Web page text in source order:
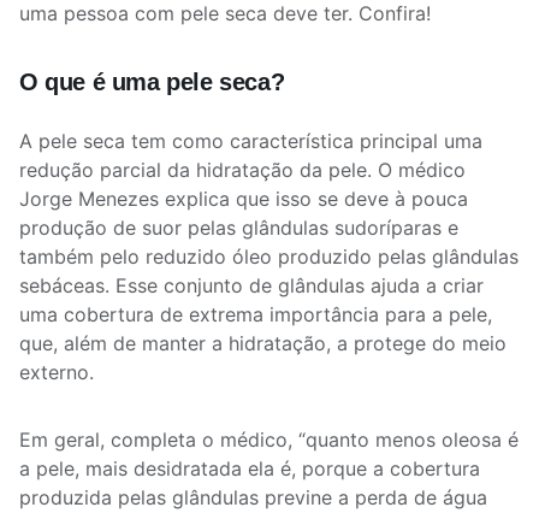
uma pessoa com pele seca deve ter. Confira!
O que é uma pele seca?
A pele seca tem como característica principal uma
redução parcial da hidratação da pele. O médico
Jorge Menezes explica que isso se deve à pouca
produção de suor pelas glândulas sudoríparas e
também pelo reduzido óleo produzido pelas glândulas
sebáceas. Esse conjunto de glândulas ajuda a criar
uma cobertura de extrema importância para a pele,
que, além de manter a hidratação, a protege do meio
externo.
Em geral, completa o médico, “quanto menos oleosa é
a pele, mais desidratada ela é, porque a cobertura
produzida pelas glândulas previne a perda de água